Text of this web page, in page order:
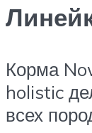
Корма
holistic
всех